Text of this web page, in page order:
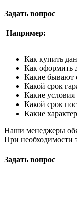
Задать вопрос
Например:
Как купить
Как оформить
Какие бывают
Какой срок
Какие
Какой срок
Какие
Наши менеджеры
При необходимости
Задать вопрос